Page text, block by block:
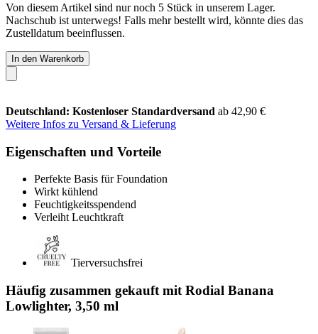
Von diesem Artikel sind nur noch 5 Stück in unserem Lager.
Nachschub ist unterwegs! Falls mehr bestellt wird, könnte dies das
Zustelldatum beeinflussen.
In den Warenkorb
Deutschland: Kostenloser Standardversand ab 42,90 €
Weitere Infos zu Versand & Lieferung
Eigenschaften und Vorteile
Perfekte Basis für Foundation
Wirkt kühlend
Feuchtigkeitsspendend
Verleiht Leuchtkraft
Tierversuchsfrei
Häufig zusammen gekauft mit Rodial Banana
Lowlighter, 3,50 ml